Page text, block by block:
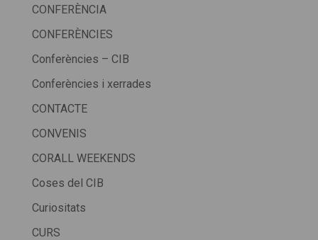
CONFERÈNCIA
CONFERÈNCIES
Conferències – CIB
Conferències i xerrades
CONTACTE
CONVENIS
CORALL WEEKENDS
Coses del CIB
Curiositats
CURS